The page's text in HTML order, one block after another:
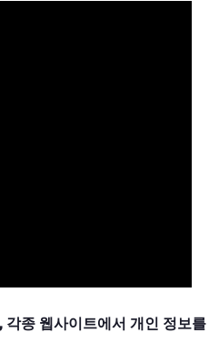
종 웹사이트에서 개인 정보